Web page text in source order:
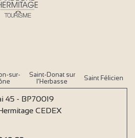
sur-
Saint-Donat sur
l’Herbasse
Saint Félicien
45 - BP70019
CEDEX